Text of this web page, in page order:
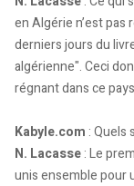
en Algérie n’est pas
derniers jours du
algérienne". Ceci
régnant dans ce
Kabyle.com : Quels
N. Lacasse: Le
unis ensemble pour